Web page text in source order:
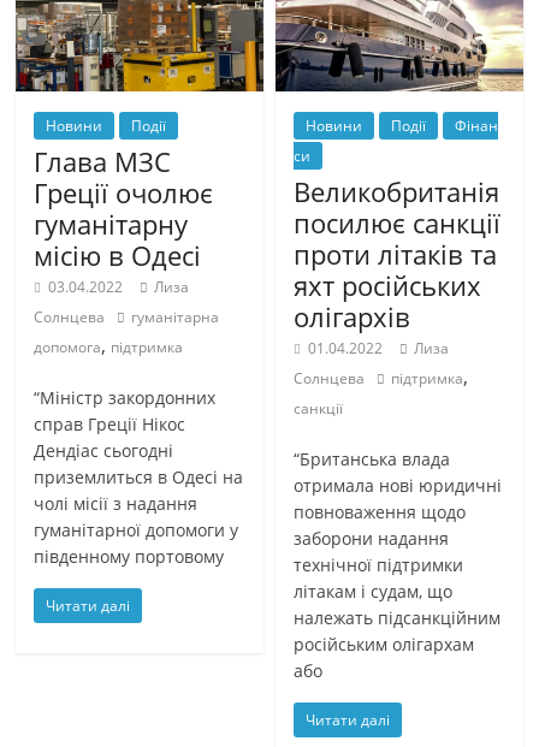
Новини Події
Глава МЗС
Греції очолює
гуманітарну
місію в Одесі
03.04.2022
Лиза
Солнцева
гуманітарна
допомога, підтримка
“Міністр закордонних
справ Греції Нікос
Дендіас сьогодні
приземлиться в Одесі на
чолі місії з надання
гуманітарної допомоги у
південному портовому
Читати далі
Новини Події
Фінан
си
Великобританія
посилює санкції
проти літаків та
яхт російських
олігархів
01.04.2022
Лиза
Солнцева
підтримка,
санкції
“Британська влада
отримала нові юридичні
повноваження щодо
заборони надання
технічної підтримки
літакам і судам, що
належать підсанкційним
російським олігархам
або
Читати далі